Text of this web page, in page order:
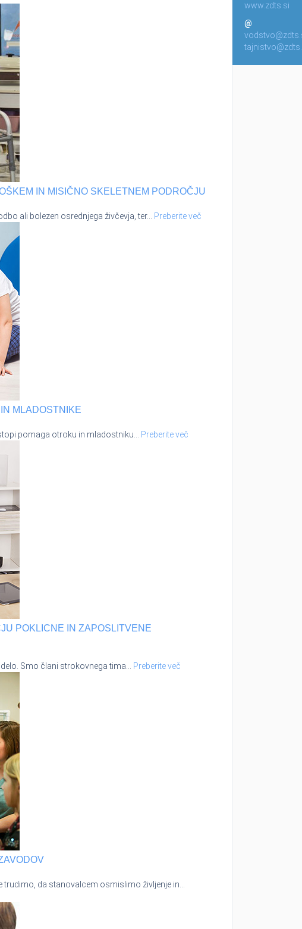
IN MISIČNO SKELETNEM PODROČJU
ali bolezen osrednjega živčevja, ter… Preberite več
MLADOSTNIKE
pomaga otroku in mladostniku Preberite več
POKLICNE IN ZAPOSLITVENE
Smo člani strokovnega tima Preberite več
trudimo, da stanovalcem osmislimo življenje in
www.zdts.si
@